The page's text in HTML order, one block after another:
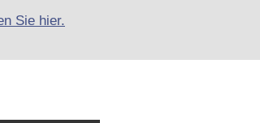
Sie hier.